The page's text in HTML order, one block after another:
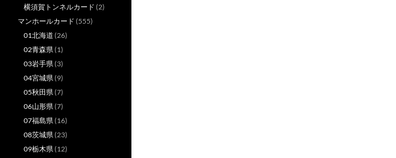
横須賀トンネルカード (2)
マンホールカード (555)
01北海道 (26)
02青森県(1)
03岩手県(3)
04宮城県(9)
05秋田県(7)
06山形県(7)
07福島県(16)
08茨城県(23)
09栃木県(12)